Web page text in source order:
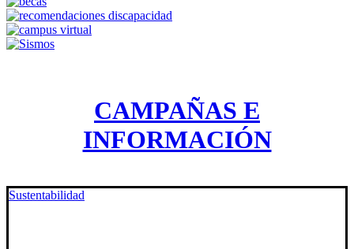
CAMPAÑAS E
INFORMACIÓN
Sustentabilidad